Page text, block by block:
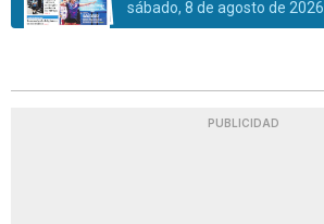
sábado, 8 de agosto de 2026
PUBLICIDAD